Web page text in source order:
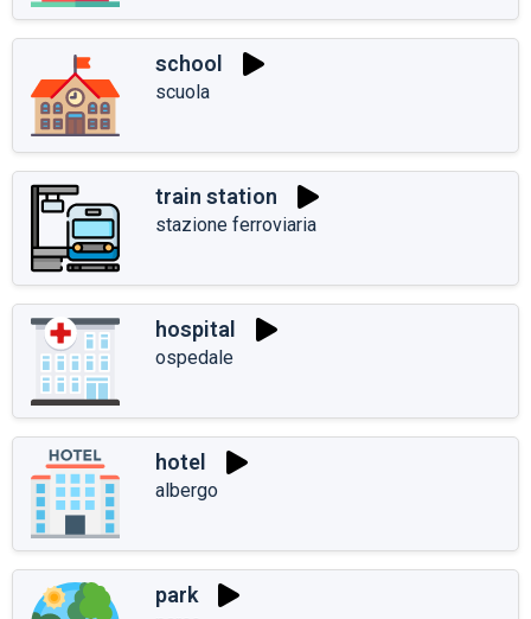
school
scuola
train station
stazione ferroviaria
hospital
ospedale
hotel
albergo
park